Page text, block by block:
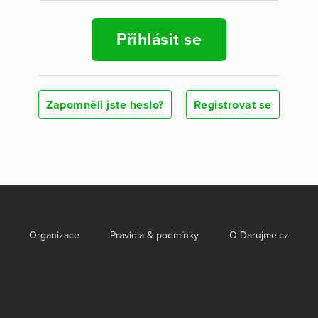
Přihlásit se
Zapomněli jste heslo? Registrovat se
Organizace Pravidla & podmínky O Darujme.cz